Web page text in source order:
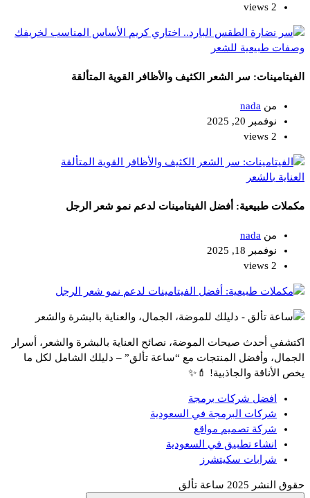
2 views
وصفات طبيعية للشعر
الفيتامينات: سر الشعر الكثيف والأظافر القوية المتألقة
من nada
نوفمبر 20, 2025
2 views
العناية بالشعر
مكملات طبيعية: أفضل الفيتامينات لدعم نمو شعر الرجل
من nada
نوفمبر 18, 2025
2 views
اكتشفي أحدث صيحات الموضة، نصائح العناية بالبشرة والشعر، أسرار
الجمال، وأفضل المنتجات مع “ساعة تألق” – دليلك الشامل لكل ما
يخص الأناقة والجاذبية! 💄✨
افضل شركات برمجة
شركات البرمجة في السعودية
شركة تصميم مواقع
انشاء تطبيق في السعودية
شرابات سكيتشرز
حقوق النشر 2025 ساعة تألق